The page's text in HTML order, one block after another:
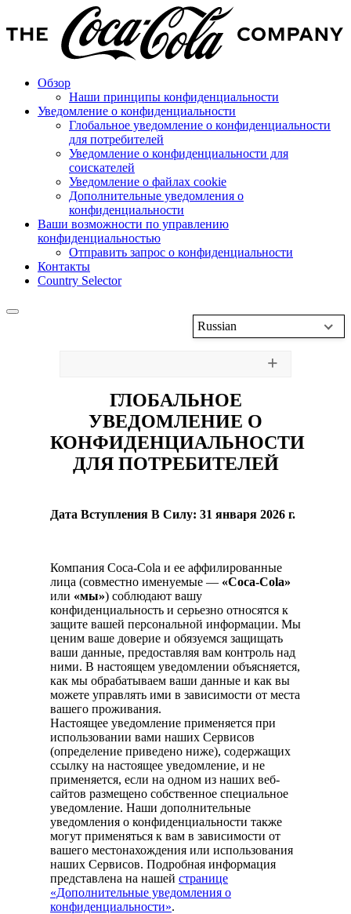
Обзор
Наши принципы конфиденциальности
Уведомление о конфиденциальности
Глобальное уведомление о конфиденциальности
для потребителей
Уведомление о конфиденциальности для
соискателей
Уведомление о файлах cookie
Дополнительные уведомления о
конфиденциальности
Ваши возможности по управлению
конфиденциальностью
Отправить запрос о конфиденциальности
Контакты
Country Selector
Russian
ГЛОБАЛЬНОЕ
УВЕДОМЛЕНИЕ О
КОНФИДЕНЦИАЛЬНОСТИ
ДЛЯ ПОТРЕБИТЕЛЕЙ
Дата Вступления В Силу: 31 января 2026 г.
Компания Coca-Cola и ее аффилированные
лица (совместно именуемые — «Coca-Cola»
или «мы») соблюдают вашу
конфиденциальность и серьезно относятся к
защите вашей персональной информации. Мы
ценим ваше доверие и обязуемся защищать
ваши данные, предоставляя вам контроль над
ними. В настоящем уведомлении объясняется,
как мы обрабатываем ваши данные и как вы
можете управлять ими в зависимости от места
вашего проживания.
Настоящее уведомление применяется при
использовании вами наших Сервисов
(определение приведено ниже), содержащих
ссылку на настоящее уведомление, и не
применяется, если на одном из наших веб-
сайтов размещено собственное специальное
уведомление. Наши дополнительные
уведомления о конфиденциальности также
могут применяться к вам в зависимости от
вашего местонахождения или использования
наших Сервисов. Подробная информация
представлена на нашей странице
«Дополнительные уведомления о
конфиденциальности».